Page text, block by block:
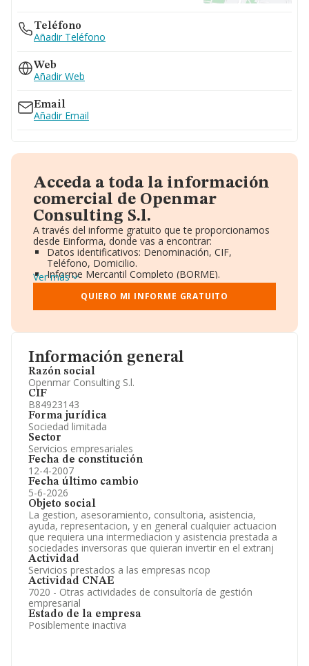
Información general
Razón social
Openmar Consulting S.l.
CIF
B84923143
Forma jurídica
Sociedad limitada
Sector
Servicios empresariales
Fecha de constitución
12-4-2007
Fecha último cambio
5-6-2026
Objeto social
La gestion, asesoramiento, consultoria, asistencia,
ayuda, representacion, y en general cualquier actuacion
que requiera una intermediacion y asistencia prestada a
sociedades inversoras que quieran invertir en el extranj
Actividad
Servicios prestados a las empresas ncop
Actividad CNAE
7020 - Otras actividades de consultoría de gestión
empresarial
Estado de la empresa
Posiblemente inactiva
Teléfono
Añadir Teléfono
Web
Añadir Web
Email
Añadir Email
Acceda a toda la información
comercial de Openmar
Consulting S.l.
A través del informe gratuito que te proporcionamos
desde Einforma, donde vas a encontrar:
Datos identificativos: Denominación, CIF,
Teléfono, Domicilio.
Informe Mercantil Completo (BORME).
Gráficos de Evolución Ventas y Empleados.
Consejo de Administración y Administradores.
Directivos y Ejecutivos.
Información oficial y registral complementaria.
Ver más
QUIERO MI INFORME GRATUITO